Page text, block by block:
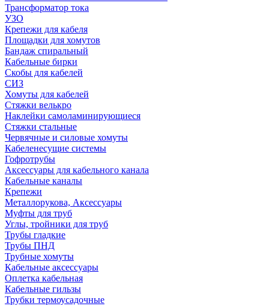
Трансформатор тока
УЗО
Крепежи для кабеля
Площадки для хомутов
Бандаж спиральный
Кабельные бирки
Cкобы для кабелей
СИЗ
Хомуты для кабелей
Стяжки велькро
Наклейки самоламинирующиеся
Стяжки стальные
Червячные и силовые хомуты
Кабеленесущие системы
Гофротрубы
Аксессуары для кабельного канала
Кабельные каналы
Крепежи
Металлорукова, Аксессуары
Муфты для труб
Углы, тройники для труб
Трубы гладкие
Трубы ПНД
Трубные хомуты
Кабельные аксессуары
Оплетка кабельная
Кабельные гильзы
Трубки термоусадочные